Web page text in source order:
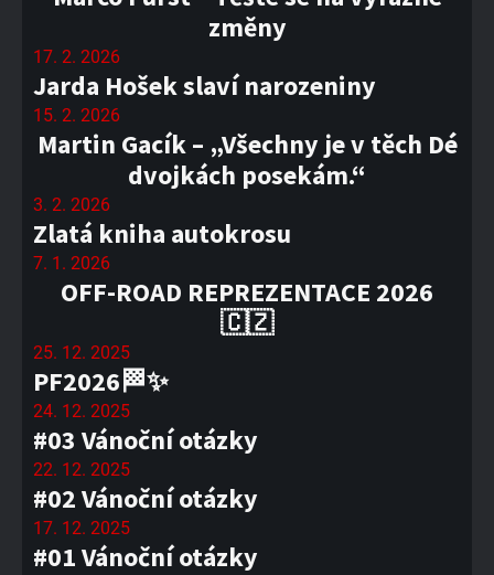
změny
17. 2. 2026
Jarda Hošek slaví narozeniny
15. 2. 2026
Martin Gacík – „Všechny je v těch Dé
dvojkách posekám.“
3. 2. 2026
Zlatá kniha autokrosu
7. 1. 2026
OFF-ROAD REPREZENTACE 2026
🇨🇿
25. 12. 2025
PF2026🏁✨
24. 12. 2025
#03 Vánoční otázky
22. 12. 2025
#02 Vánoční otázky
17. 12. 2025
#01 Vánoční otázky